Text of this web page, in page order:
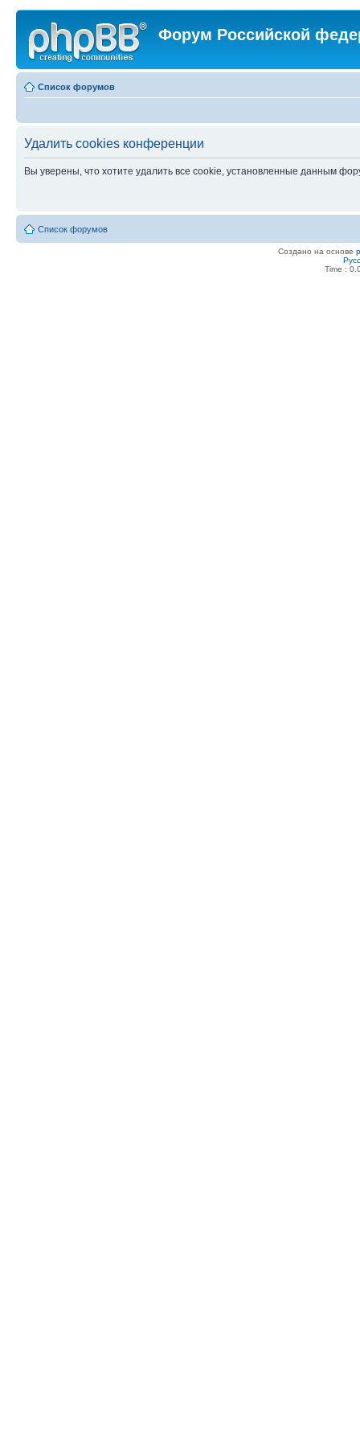
Форум Российской
Список форумов
Удалить cookies конференции
Вы уверены, что хотите удалить все cookie, установленные данным
Список форумов
Создано на основе
Time :